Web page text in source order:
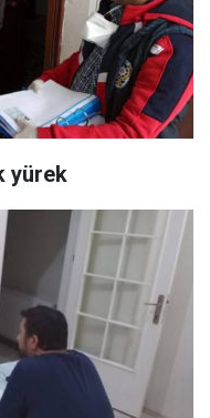
yürek